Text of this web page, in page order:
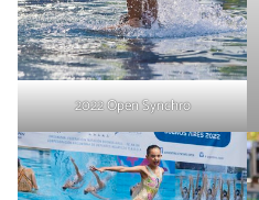
2022 Open Synchro